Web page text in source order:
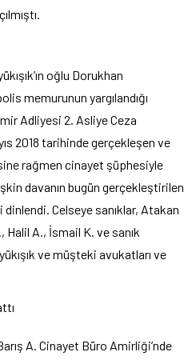
oğlu Dorukhan
memurunun yargılandığı
Adliyesi 2. Asliye Ceza
2018 tarihinde gerçekleşen ve
rağmen cinayet şüphesiyle
davanın bugün gerçekleştirilen
Celseye sanıklar, Atakan
Halil A., İsmail K. ve sanık
ve müşteki avukatları ve
A. Cinayet Büro Amirliği’nde